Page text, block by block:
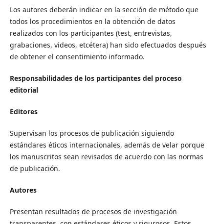
Los autores deberán indicar en la sección de método que
todos los procedimientos en la obtención de datos
realizados con los participantes (test, entrevistas,
grabaciones, videos, etcétera) han sido efectuados después
de obtener el consentimiento informado.
Responsabilidades de los participantes del proceso
editorial
Editores
Supervisan los procesos de publicación siguiendo
estándares éticos internacionales, además de velar porque
los manuscritos sean revisados de acuerdo con las normas
de publicación.
Autores
Presentan resultados de procesos de investigación